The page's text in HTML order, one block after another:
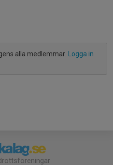
alla medlemmar.
Logga in